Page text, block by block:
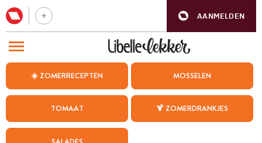
AANMELDEN
☀️ ZOMERRECEPTEN MOSSELEN
TOMAAT 🍹 ZOMERDRANKJES
BEZOEK ONZE ANDERE WEBSITES
WEEKMENU